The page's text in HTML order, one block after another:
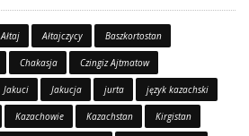
Ałtaj Ałtajczycy Baszkortostan
Chakasja Czingiz Ajtmatow
Jakuci Jakucja jurta język kazachski
Kazachowie Kazachstan Kirgistan